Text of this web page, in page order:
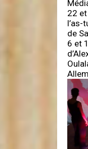
22
l’as-
de
6 et